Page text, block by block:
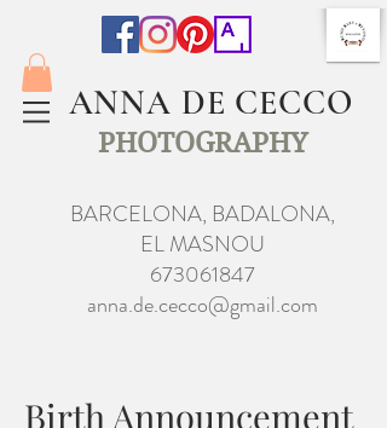
ANNA DE CECCO
PHOTOGRAPHY
BARCELONA, BADALONA,
EL MASNOU
673061847
anna.de.cecco@gmail.com
Birth Announcement